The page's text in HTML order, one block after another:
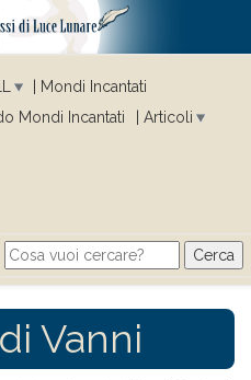
Mondi Incantati
Mondi Incantati
Articoli
Search form
Cerca
Vanni